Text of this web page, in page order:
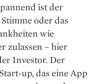
ist der
oder das
wie
zulassen – hier
Investor. Der
up, das eine App